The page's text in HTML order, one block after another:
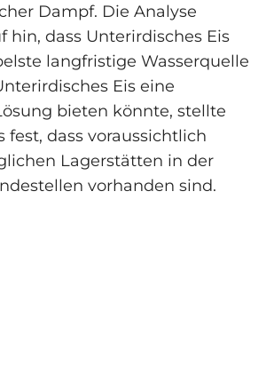
Dampf. Die Analyse
hin, dass Unterirdisches Eis
langfristige Wasserquelle
Eis eine
bieten könnte, stellte
fest, dass voraussichtlich
Lagerstätten in der
vorhanden sind.